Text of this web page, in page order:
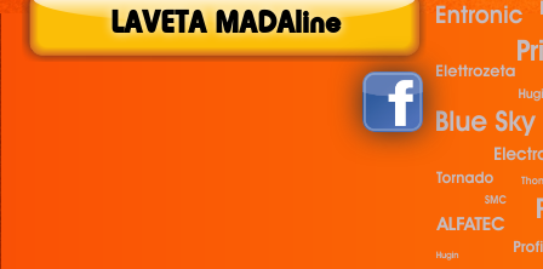
LAVETA MADAline